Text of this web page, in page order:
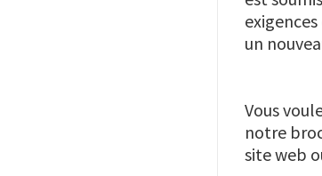
un
Vous
notre
site web